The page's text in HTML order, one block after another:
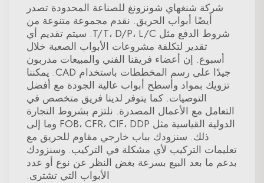
شركة شنغهاي شونزونغ للصناعة المحدودة تصدر
أيضًا أبواب الحريق. نقدم مجموعة متنوعة من
شروط الدفع مثل T/T، D/P، L/C. سيتم تقديم أي
تقدير لتكلفة مشروعات الأبواب الصعبة خلال
أسبوع. إن أعضاء فريقنا الفني والمبيعات مدربون
جيدًا على رسم المخططات باستخدام CAD. يمكننا
تزويك بمواد وأسطح أبواب عالية الجودة مع أفضل
التوصيات. كما يتوفر لدينا فريق متخصص في
التعامل مع الأعمال المصدرة. نلتزم بشروط التجارة
الدولية القياسية مثل FOB، CFR، CIF، DDP وما إلى
ذلك. سنزودك بباب خارجي مقاوم للحريق مع
تعليمات التركيب لأي مشكلة في التركيب. وسنزودك
بدعم ما بعد البيع بسرعة بغض النظر عن نوع أو عدد
الأبواب التي تشترى.